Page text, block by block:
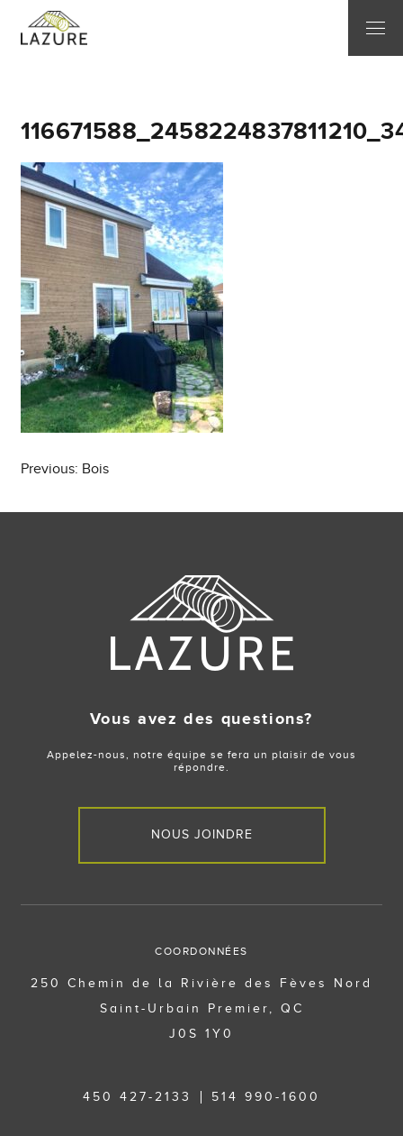
Post
navigation
Previous: Bois
Vous avez des questions?
Appelez-nous, notre équipe se fera un plaisir de vous
répondre.
NOUS JOINDRE
COORDONNÉES
250 Chemin de la Rivière des Fèves Nord
Saint-Urbain Premier, QC
J0S 1Y0
450 427-2133 514 990-1600